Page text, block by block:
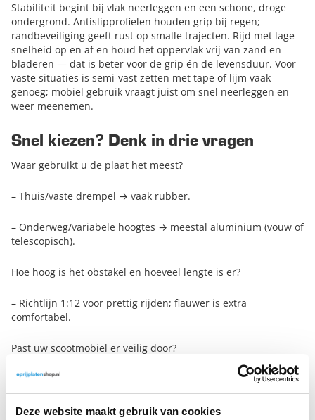
Deze website maakt gebruik van cookies
Stabiliteit begint bij vlak neerleggen en een schone, droge
ondergrond. Antislipprofielen houden grip bij regen;
randbeveiliging geeft rust op smalle trajecten. Rijd met lage
snelheid op en af en houd het oppervlak vrij van zand en
bladeren — dat is beter voor de grip én de levensduur. Voor
vaste situaties is semi-vast zetten met tape of lijm vaak
genoeg; mobiel gebruik vraagt juist om snel neerleggen en
weer meenemen.
Snel kiezen? Denk in drie vragen
Waar gebruikt u de plaat het meest?
– Thuis/vaste drempel → vaak rubber.
– Onderweg/variabele hoogtes → meestal aluminium (vouw of
telescopisch).
Hoe hoog is het obstakel en hoeveel lengte is er?
– Richtlijn 1:12 voor prettig rijden; flauwer is extra
comfortabel.
Past uw scootmobiel er veilig door?
– Check rijbreedte + gewenste marge en overweeg
randbeveiliging.